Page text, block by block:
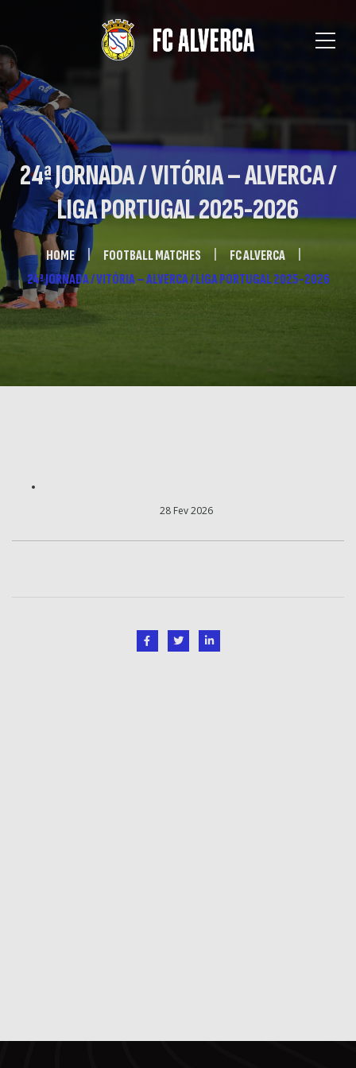
24ª JORNADA / VITÓRIA – ALVERCA /
LIGA PORTUGAL 2025-2026
HOME FOOTBALL MATCHES
FC ALVERCA
24ª JORNADA / VITÓRIA – ALVERCA / LIGA PORTUGAL 2025-2026
28 Fev 2026